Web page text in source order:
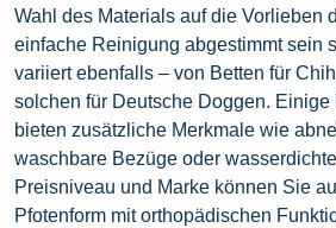
Wahl des Materials auf die Vorlieben
einfache Reinigung abgestimmt sein
variiert ebenfalls – von Betten für
solchen für Deutsche Doggen. Einige
bieten zusätzliche Merkmale wie
waschbare Bezüge oder
Preisniveau und Marke können Sie
Pfotenform mit orthopädischen